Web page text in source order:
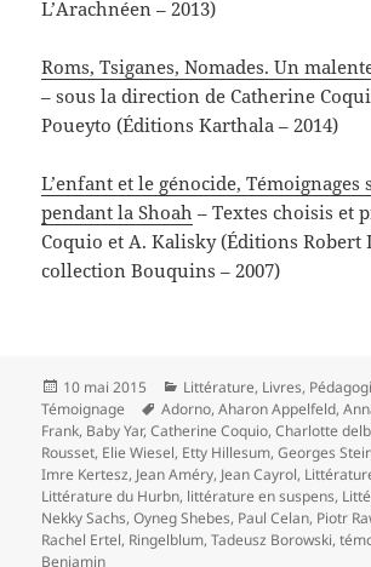
L’Arachnéen – 2013)
Roms, Tsiganes, Nomades. Un
– sous la direction de Catherine
Poueyto (Éditions Karthala – 2014)
L’enfant et le génocide, Témoignages
pendant la Shoah – Textes choisis et
Coquio et A. Kalisky (Éditions Robert
collection Bouquins – 2007)
Publié
le
10 mai 2015 Catégories
Littérature, Livres,
Témoignage
Mots-
clés
Adorno,Aharon Appelfeld,
Frank, Baby Yar,Catherine Coquio,Charlotte
Rousset, Elie Wiesel, Etty Hillesum,Georges
Imre Kertesz, Jean Améry, Jean Cayrol,
Littérature du Hurbn, littérature en suspens,
Nekky Sachs,Oyneg Shebes, Paul Celan, Piotr
Rachel Ertel, Ringelblum,Tadeusz Borowski,
Benjamin